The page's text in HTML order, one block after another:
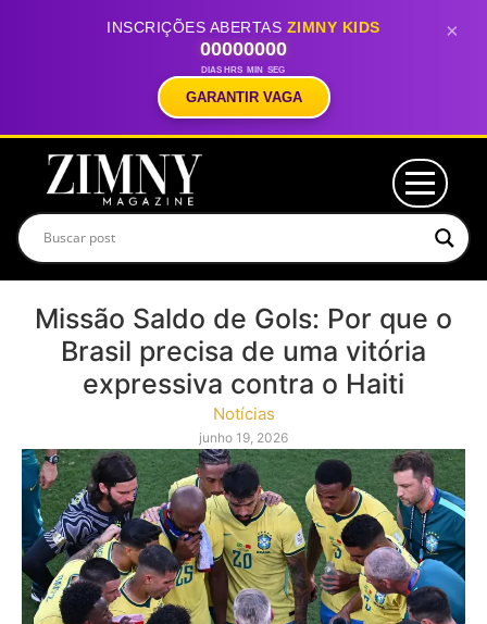
INSCRIÇÕES ABERTAS ZIMNY KIDS
00
DIAS
00
HRS
00
MIN
00
SEG
GARANTIR VAGA
×
Missão Saldo de Gols: Por que o
Brasil precisa de uma vitória
expressiva contra o Haiti
Notícias
junho 19, 2026